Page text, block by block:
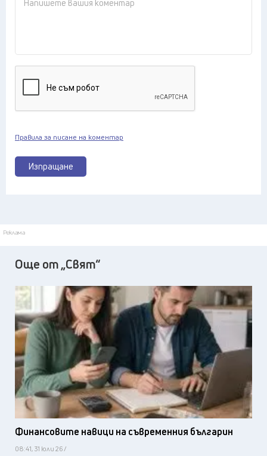
Изпращане
Правила за писане на коментар
Реклама
Още от „Свят“
Финансовите навици на съвременния българин
08:41, 31 юли 26 /